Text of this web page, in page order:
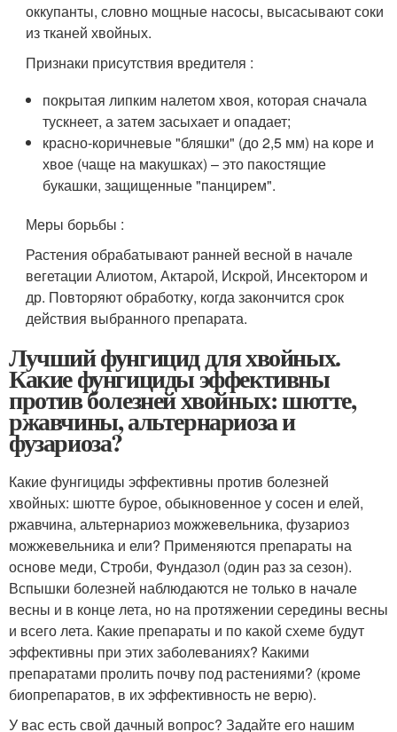
оккупанты, словно мощные насосы, высасывают соки
из тканей хвойных.
Признаки присутствия вредителя :
покрытая липким налетом хвоя, которая сначала
тускнеет, а затем засыхает и опадает;
красно-коричневые "бляшки" (до 2,5 мм) на коре и
хвое (чаще на макушках) – это пакостящие
букашки, защищенные "панцирем".
Меры борьбы :
Растения обрабатывают ранней весной в начале
вегетации Алиотом, Актарой, Искрой, Инсектором и
др. Повторяют обработку, когда закончится срок
действия выбранного препарата.
Лучший фунгицид для хвойных.
Какие фунгициды эффективны
против болезней хвойных: шютте,
ржавчины, альтернариоза и
фузариоза?
Какие фунгициды эффективны против болезней
хвойных: шютте бурое, обыкновенное у сосен и елей,
ржавчина, альтернариоз можжевельника, фузариоз
можжевельника и ели? Применяются препараты на
основе меди, Строби, Фундазол (один раз за сезон).
Вспышки болезней наблюдаются не только в начале
весны и в конце лета, но на протяжении середины весны
и всего лета. Какие препараты и по какой схеме будут
эффективны при этих заболеваниях? Какими
препаратами пролить почву под растениями? (кроме
биопрепаратов, в их эффективность не верю).
У вас есть свой дачный вопрос? Задайте его нашим